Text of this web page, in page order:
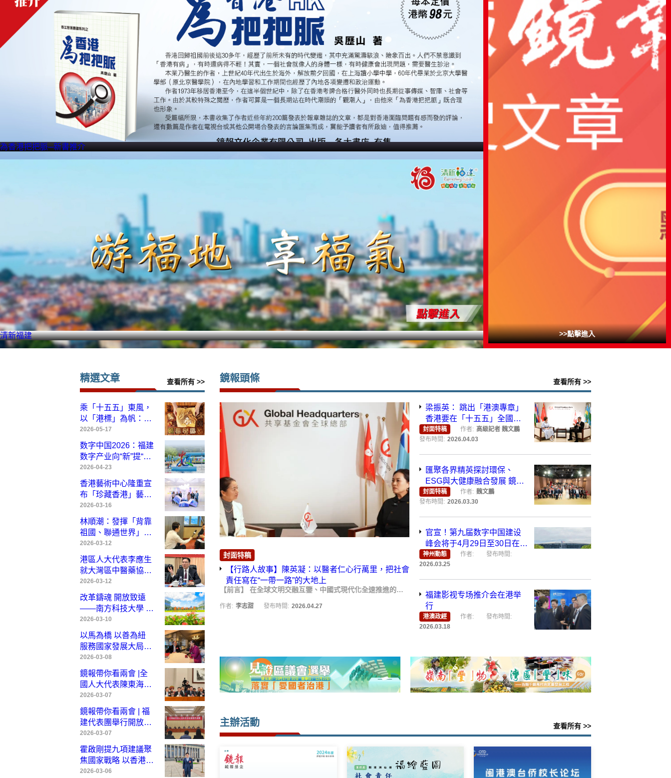
為香港把把脈─新書推介
清新福建 >>點擊進入
精選文章 查看所有 >>
乘「十五五」東風，
以「港標」為帆：香
港如何引領中醫藥高
質量出海
2026-05-17
数字中国2026：福建
数字产业向“新”提
“质”——写在第九届
数字中国建设峰会召
开前夕
2026-04-23
香港藝術中心隆重宣
布「珍藏香港」藝術
博覽將於「藝術三
月」盛大登場
2026-03-16
林順潮：發揮「背靠
祖國、聯通世界」優
勢，香港醫療創新、
教育與醫療旅遊大有
可為
2026-03-12
港區人大代表李應生
就大灣區中醫藥協同
發展提出具體建議 倡
成立專責政策委員會
破解制度瓶頸
2026-03-12
改革鑄魂 開放致遠
——南方科技大學 中
國高等教育改革的範
本
2026-03-10
以馬為橋 以善為紐
服務國家發展大局
——香港鏡報專訪全
國政協常委、香港賽
馬會主席廖長江
2026-03-08
鏡報帶你看兩會 |全
國人大代表陳東海：
以台創園為載體，打
造兩岸農業融合發展
示範樣板
2026-03-07
鏡報帶你看兩會 | 福
建代表團舉行開放團
組會議
2026-03-07
霍啟剛提九項建議聚
焦國家戰略 以香港優
勢服務民航發展助力
2026-03-06
鏡報頭條 查看所有 >>
【行路人故事】陳英凝：以醫者仁心行萬里，
把社會責任寫在“一帶一路”的大地上
封面特稿
梁振英： 跳出「港澳專
章」 香港要在「十五五」
全國大棋盤中主動請纓
封面特稿 作者: 高級記者 魏文鵬
匯聚各界精英探討環保、
ESG與大健康融合發展 鏡
報基金專題論壇順利舉行
封面特稿 作者: 魏文鵬
官宣！第九届数字中国建
设峰会将于4月29日至30
日在福州举办！
福建影视专场推介会在港
举行